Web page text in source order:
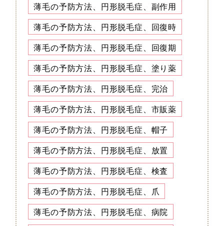
薄毛の予防方法、円形脱毛症、副作用
薄毛の予防方法、円形脱毛症、回復時
薄毛の予防方法、円形脱毛症、回復期
薄毛の予防方法、円形脱毛症、塗り薬
薄毛の予防方法、円形脱毛症、完治
薄毛の予防方法、円形脱毛症、市販薬
薄毛の予防方法、円形脱毛症、帽子
薄毛の予防方法、円形脱毛症、放置
薄毛の予防方法、円形脱毛症、検査
薄毛の予防方法、円形脱毛症、爪
薄毛の予防方法、円形脱毛症、病院